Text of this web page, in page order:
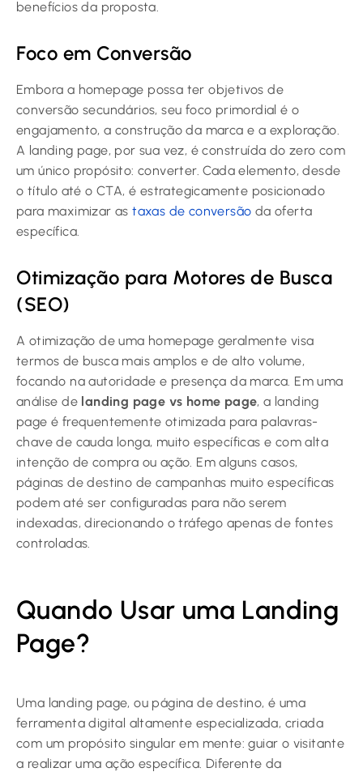
benefícios da proposta.
Foco em Conversão
Embora a homepage possa ter objetivos de
conversão secundários, seu foco primordial é o
engajamento, a construção da marca e a exploração.
A landing page, por sua vez, é construída do zero com
um único propósito: converter. Cada elemento, desde
o título até o CTA, é estrategicamente posicionado
para maximizar astaxas de conversão da oferta
específica.
Otimização para Motores de Busca
(SEO)
A otimização de uma homepage geralmente visa
termos de busca mais amplos e de alto volume,
focando na autoridade e presença da marca. Em uma
análise de landing page vs home page, a landing
page é frequentemente otimizada para palavras-
chave de cauda longa, muito específicas e com alta
intenção de compra ou ação. Em alguns casos,
páginas de destino de campanhas muito específicas
podem até ser configuradas para não serem
indexadas, direcionando o tráfego apenas de fontes
controladas.
Quando Usar uma Landing
Page?
Uma landing page, ou página de destino, é uma
ferramenta digital altamente especializada, criada
com um propósito singular em mente: guiar o visitante
a realizar uma ação específica. Diferente da